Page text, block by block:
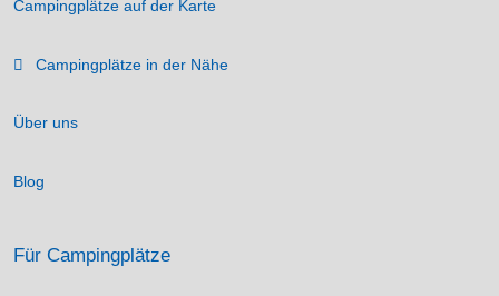
Campingplätze auf der Karte
Campingplätze in der Nähe
Über uns
Blog
Für Campingplätze